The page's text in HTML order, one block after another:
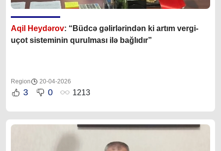
Aqil Heydərov: “Büdcə gəlirlərindən ki artım vergi-
uçot sisteminin qurulması ilə bağlıdır”
Region 20-04-2026
3 0 1213